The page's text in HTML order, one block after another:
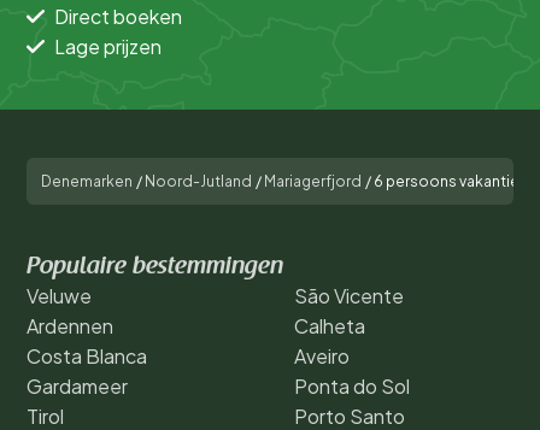
Direct boeken
Lage prijzen
Denemarken / Noord-Jutland / Mariagerfjord / 6 persoons vakantie
Populaire bestemmingen
Veluwe
Ardennen
Costa Blanca
Gardameer
Tirol
São Vicente
Calheta
Aveiro
Ponta do Sol
Porto Santo